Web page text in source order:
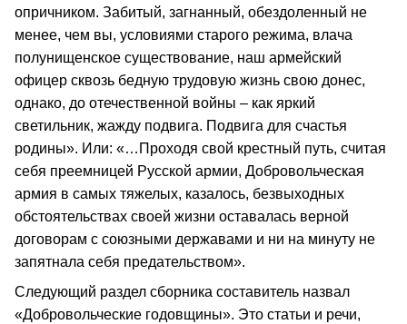
опричником. Забитый, загнанный, обездоленный не
менее, чем вы, условиями старого режима, влача
полунищенское существование, наш армейский
офицер сквозь бедную трудовую жизнь свою донес,
однако, до отечественной войны – как яркий
светильник, жажду подвига. Подвига для счастья
родины». Или: «…Проходя свой крестный путь, считая
себя преемницей Русской армии, Добровольческая
армия в самых тяжелых, казалось, безвыходных
обстоятельствах своей жизни оставалась верной
договорам с союзными державами и ни на минуту не
запятнала себя предательством».
Следующий раздел сборника составитель назвал
«Добровольческие годовщины». Это статьи и речи,